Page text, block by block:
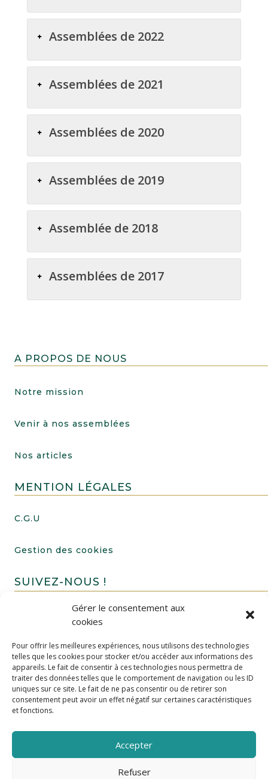
Gérer le consentement aux
cookies
Pour offrir les meilleures expériences, nous utilisons des technologies
telles que les cookies pour stocker et/ou accéder aux informations des
appareils. Le fait de consentir à ces technologies nous permettra de
traiter des données telles que le comportement de navigation ou les ID
uniques sur ce site. Le fait de ne pas consentir ou de retirer son
consentement peut avoir un effet négatif sur certaines caractéristiques
et fonctions.
Accepter
Refuser
Assemblées de 2022
Assemblées de 2021
Assemblées de 2020
Assemblées de 2019
Assemblée de 2018
Assemblées de 2017
A PROPOS DE NOUS
Notre mission
Venir à nos assemblées
Nos articles
MENTION LÉGALES
C.G.U
Gestion des cookies
SUIVEZ-NOUS !
FAIRE UN DON